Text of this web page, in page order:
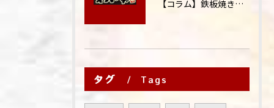
【コラム】鉄板焼きが"コミュニケーション飯"と呼ばれる理由
タグ Tags